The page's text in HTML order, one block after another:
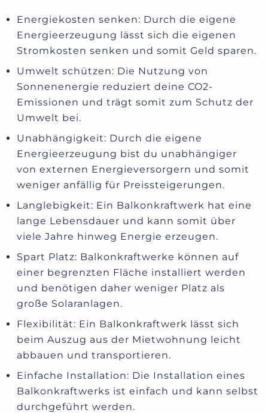
Energiekosten senken: Durch die eigene
Energieerzeugung lässt sich die eigenen
Stromkosten senken und somit Geld sparen.
Umwelt schützen: Die Nutzung von
Sonnenenergie reduziert deine CO2-
Emissionen und trägt somit zum Schutz der
Umwelt bei.
Unabhängigkeit: Durch die eigene
Energieerzeugung bist du unabhängiger
von externen Energieversorgern und somit
weniger anfällig für Preissteigerungen.
Langlebigkeit: Ein Balkonkraftwerk hat eine
lange Lebensdauer und kann somit über
viele Jahre hinweg Energie erzeugen.
Spart Platz: Balkonkraftwerke können auf
einer begrenzten Fläche installiert werden
und benötigen daher weniger Platz als
große Solaranlagen.
Flexibilität: Ein Balkonkraftwerk lässt sich
beim Auszug aus der Mietwohnung leicht
abbauen und transportieren.
Einfache Installation: Die Installation eines
Balkonkraftwerks ist einfach und kann selbst
durchgeführt werden.